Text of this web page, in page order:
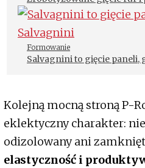
ograniczenia
Formowanie
Salvagnini to gięcie paneli,
Kolejną mocną stroną P-
eklektyczny charakter:
odizolowany ani
elastyczność i